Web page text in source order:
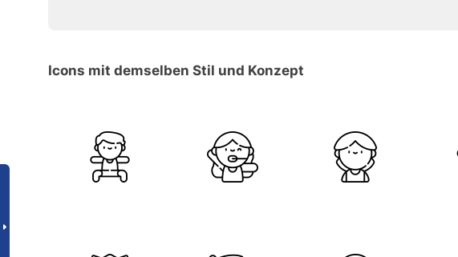
Icons mit demselben Stil und Konzept